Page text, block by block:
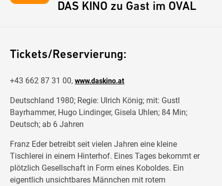
DAS KINO zu Gast im OVAL
Tickets/Reservierung:
+43 662 87 31 00, www.daskino.at
Deutschland 1980; Regie: Ulrich König; mit: Gustl
Bayrhammer, Hugo Lindinger, Gisela Uhlen; 84 Min;
Deutsch; ab 6 Jahren
Franz Eder betreibt seit vielen Jahren eine kleine
Tischlerei in einem Hinterhof. Eines Tages bekommt er
plötzlich Gesellschaft in Form eines Koboldes. Ein
eigentlich unsichtbares Männchen mit rotem